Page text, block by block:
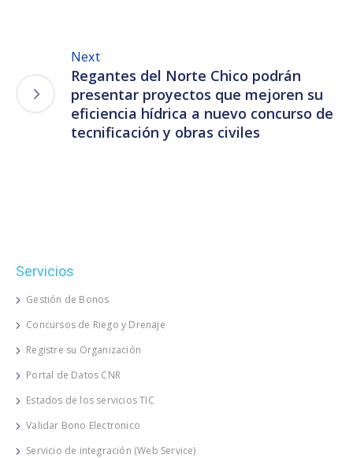
Next
Regantes del Norte Chico podrán
presentar proyectos que mejoren su
eficiencia hídrica a nuevo concurso de
tecnificación y obras civiles
Servicios
Gestión de Bonos
Concursos de Riego y Drenaje
Registre su Organización
Portal de Datos CNR
Estados de los servicios TIC
Validar Bono Electronico
Servicio de integración (Web Service)